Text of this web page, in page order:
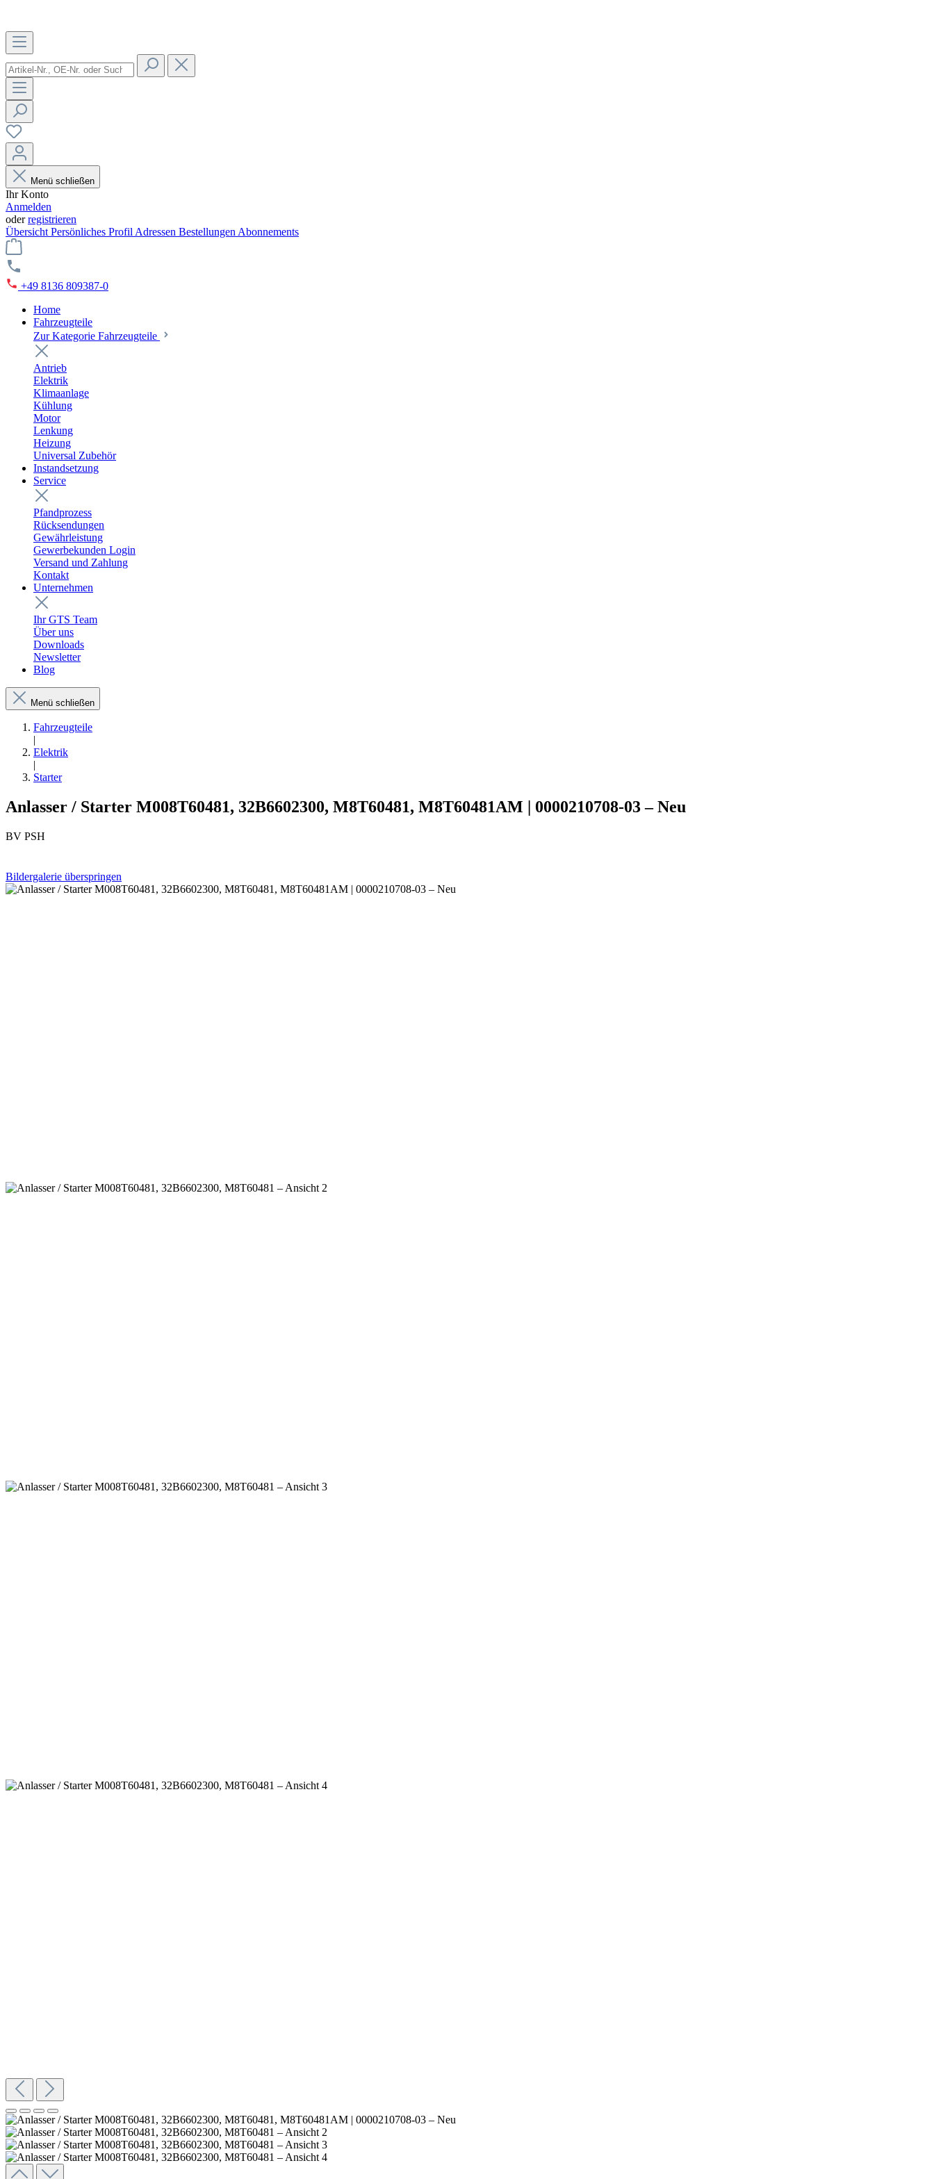
Menü schließen
Ihr Konto
Anmelden
oderregistrieren
Übersicht Persönliches Profil Adressen Bestellungen Abonnements
+49 8136 809387-0
Home
Fahrzeugteile
Zur Kategorie Fahrzeugteile
Antrieb
Elektrik
Klimaanlage
Kühlung
Motor
Lenkung
Heizung
Universal Zubehör
Instandsetzung
Service
Pfandprozess
Rücksendungen
Gewährleistung
Gewerbekunden Login
Versand und Zahlung
Kontakt
Unternehmen
Ihr GTS Team
Über uns
Downloads
Newsletter
Blog
Menü schließen
Fahrzeugteile
|
Elektrik
|
Starter
Anlasser / Starter M008T60481, 32B6602300, M8T60481, M8T60481AM | 0000210708-03 – Neu
BV PSH
Bildergalerie überspringen